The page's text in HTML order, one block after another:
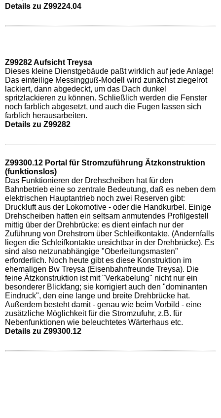
Details zu Z99224.04
Z99282 Aufsicht Treysa
Dieses kleine Dienstgebäude paßt wirklich auf jede Anlage!
Das einteilige Messingguß-Modell wird zunächst ziegelrot
lackiert, dann abgedeckt, um das Dach dunkel
spritzlackieren zu können. Schließlich werden die Fenster
noch farblich abgesetzt, und auch die Fugen lassen sich
farblich herausarbeiten.
Details zu Z99282
Z99300.12 Portal für Stromzuführung Ätzkonstruktion
(funktionslos)
Das Funktionieren der Drehscheiben hat für den
Bahnbetrieb eine so zentrale Bedeutung, daß es neben dem
elektrischen Hauptantrieb noch zwei Reserven gibt:
Druckluft aus der Lokomotive - oder die Handkurbel. Einige
Drehscheiben hatten ein seltsam anmutendes Profilgestell
mittig über der Drehbrücke: es dient einfach nur der
Zuführung von Drehstrom über Schleifkontakte. (Andernfalls
liegen die Schleifkontakte unsichtbar in der Drehbrücke). Es
sind also netzunabhängige "Oberleitungsmasten"
erforderlich. Noch heute gibt es diese Konstruktion im
ehemaligen Bw Treysa (Eisenbahnfreunde Treysa). Die
feine Ätzkonstruktion ist mit "Verkabelung" nicht nur ein
besonderer Blickfang; sie korrigiert auch den "dominanten
Eindruck", den eine lange und breite Drehbrücke hat.
Außerdem besteht damit - genau wie beim Vorbild - eine
zusätzliche Möglichkeit für die Stromzufuhr, z.B. für
Nebenfunktionen wie beleuchtetes Wärterhaus etc.
Details zu Z99300.12